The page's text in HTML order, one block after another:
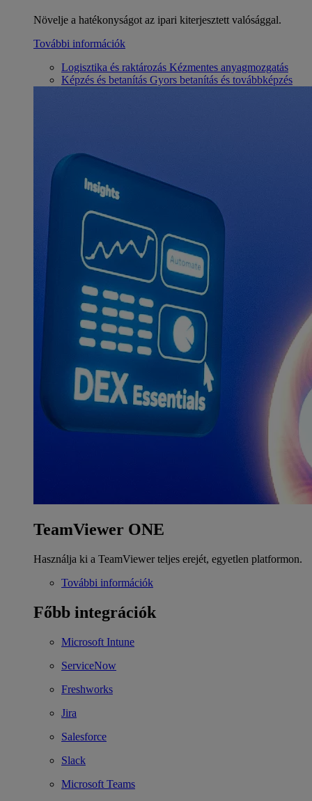
Növelje a hatékonyságot az ipari kiterjesztett valósággal.
További információk
Logisztika és raktározás Kézmentes anyagmozgatás
Képzés és betanítás Gyors betanítás és továbbképzés
TeamViewer ONE
Használja ki a TeamViewer teljes erejét, egyetlen platformon.
További információk
Főbb integrációk
Microsoft Intune
ServiceNow
Freshworks
Jira
Salesforce
Slack
Microsoft Teams